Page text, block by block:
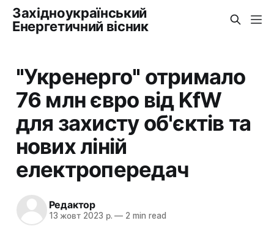
Західноукраїнський
Енергетичний вісник
"Укренерго" отримало
76 млн євро від KfW
для захисту об'єктів та
нових ліній
електропередач
Редактор
13 жовт 2023 р. — 2 min read